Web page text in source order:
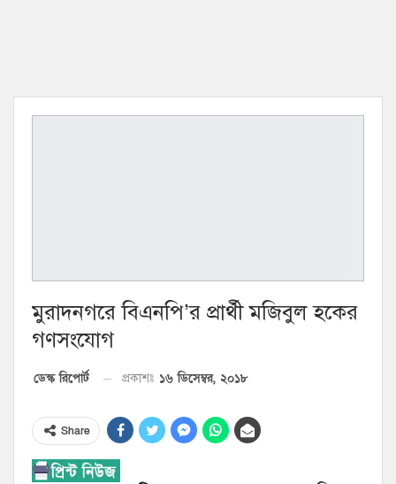
মুরাদনগরে বিএনপি’র প্রার্থী মজিবুল হকের
গণসংযোগ
ডেস্ক রিপোর্ট প্রকাশঃ ১৬ ডিসেম্বর, ২০১৮
Share